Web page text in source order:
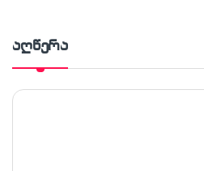
აღწერა